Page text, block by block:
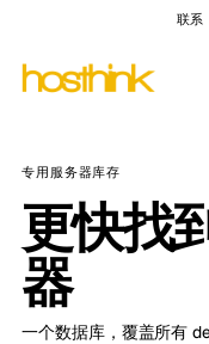
联系
专用服务器库存
更快找
器
一个数据库，覆盖所有